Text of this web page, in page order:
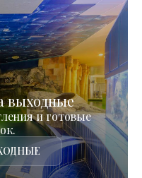
выходные
и готовые